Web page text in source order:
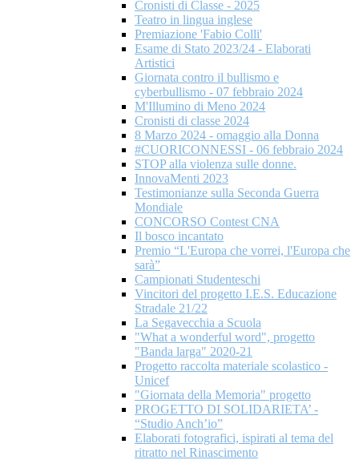
Cronisti di Classe - 2025
Teatro in lingua inglese
Premiazione 'Fabio Colli'
Esame di Stato 2023/24 - Elaborati
Artistici
Giornata contro il bullismo e
cyberbullismo - 07 febbraio 2024
M'Illumino di Meno 2024
Cronisti di classe 2024
8 Marzo 2024 - omaggio alla Donna
#CUORICONNESSI - 06 febbraio 2024
STOP alla violenza sulle donne.
InnovaMenti 2023
Testimonianze sulla Seconda Guerra
Mondiale
CONCORSO Contest CNA
Il bosco incantato
Premio “L'Europa che vorrei, l'Europa che
sarà”
Campionati Studenteschi
Vincitori del progetto I.E.S. Educazione
Stradale 21/22
La Segavecchia a Scuola
"What a wonderful word", progetto
"Banda larga" 2020-21
Progetto raccolta materiale scolastico -
Unicef
"Giornata della Memoria" progetto
PROGETTO DI SOLIDARIETA’ -
“Studio Anch’io”
Elaborati fotografici, ispirati al tema del
ritratto nel Rinascimento